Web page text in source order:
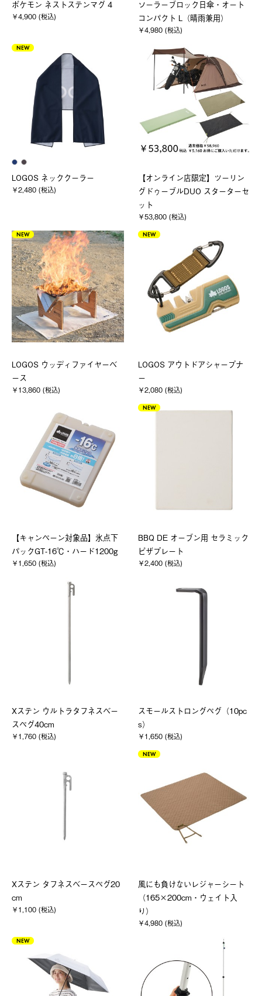
ポケモン ネストステンマグ 4
￥4,900 (税込)
ソーラーブロック日傘・オート
コンパクト L（晴雨兼用）
￥4,980 (税込)
NEW
LOGOS ネッククーラー
￥2,480 (税込)
【オンライン店限定】ツーリン
グドゥーブルDUO スターターセ
ット
￥53,800 (税込)
NEW
LOGOS ウッディファイヤーベ
ース
￥13,860 (税込)
NEW
LOGOS アウトドアシャープナ
ー
￥2,080 (税込)
【キャンペーン対象品】氷点下
パックGT-16℃・ハード1200g
￥1,650 (税込)
NEW
BBQ DE オーブン用 セラミック
ピザプレート
￥2,400 (税込)
Xステン ウルトラタフネスベー
スペグ40cm
￥1,760 (税込)
スモールストロングペグ（10pc
s）
￥1,650 (税込)
Xステン タフネスベースペグ20
cm
￥1,100 (税込)
NEW
風にも負けないレジャーシート
（165×200cm・ウェイト入
り）
￥4,980 (税込)
NEW